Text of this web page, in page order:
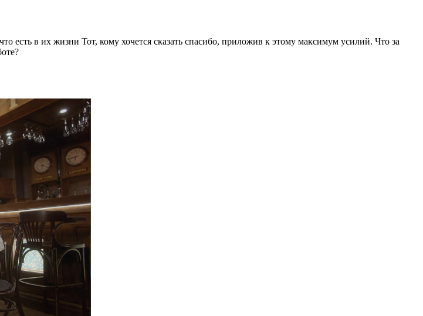
есть в их жизни Тот, кому хочется сказать спасибо, приложив к этому максимум усилий. Что за